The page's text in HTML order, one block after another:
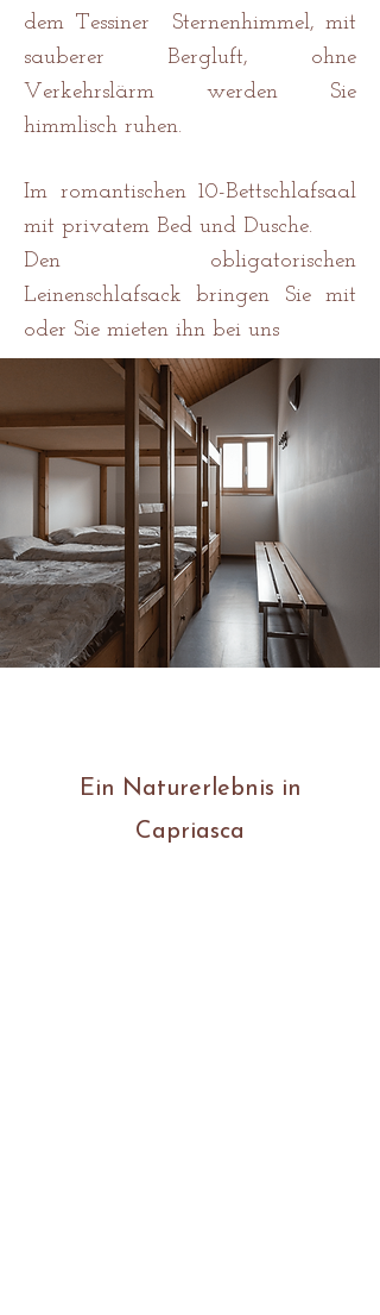
dem Tessiner Sternenhimmel, mit
sauberer Bergluft, ohne
Verkehrslärm werden Sie
himmlisch ruhen.
Im romantischen 10-Bettschlafsaal
mit privatem Bed und Dusche.
Den obligatorischen
Leinenschlafsack bringen Sie mit
oder Sie mieten ihn bei uns
Ein Naturerlebnis in
Capriasca